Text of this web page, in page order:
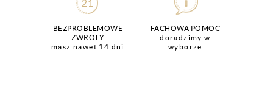
BEZPROBLEMOWE
ZWROTY
masz nawet 14 dni
FACHOWA POMOC
doradzimy w
wyborze